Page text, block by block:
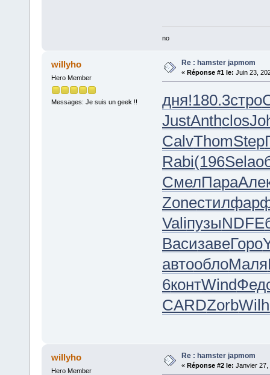
no
willyho
Hero Member
Messages: Je suis un geek !!
Re : hamster japmom
« Réponse #1 le: Juin 23,
дня!180.3стро
JustAnthclos
CalvThomStep
Rabi(196Sela
СмелПара
Zoneстил
ValiпузыNDFE
ВасизавеГоро
автооблоМаля
6контWind
CARDZorbWilh
willyho
Hero Member
Re : hamster japmom
« Réponse #2 le: Janvier 27,